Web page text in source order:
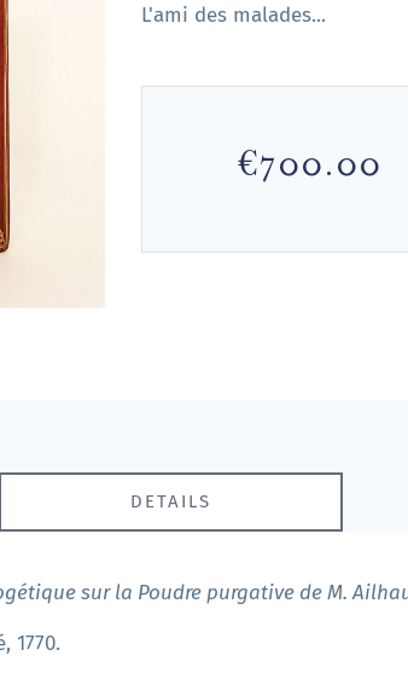
L'ami des malades...
€700.00
DETAILS
sur la Poudre purgative de M.
1770.